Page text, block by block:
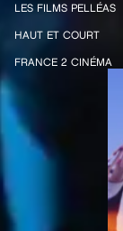
LES FILMS PELLÉAS
HAUT ET COURT
FRANCE 2 CINÉMA